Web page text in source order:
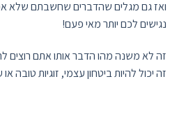
ואז גם מגלים שהדברים שחשבתם שלא
נגישים לכם יותר מאי פעם!
זה לא משנה מהו הדבר אותו אתם רוצים
זה יכול להיות ביטחון עצמי, זוגיות טובה